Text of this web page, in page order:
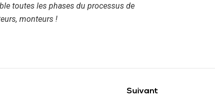
toutes les phases du processus de
monteurs !
Suivant